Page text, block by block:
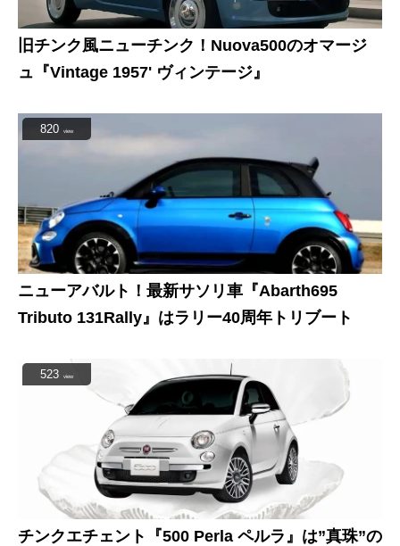
旧チンク風ニューチンク！Nuova500のオマージ
ュ『Vintage 1957' ヴィンテージ』
820 view
ニューアバルト！最新サソリ車『Abarth695
Tributo 131Rally』はラリー40周年トリブート
523 view
チンクエチェント『500 Perla ペルラ』は”真珠”の